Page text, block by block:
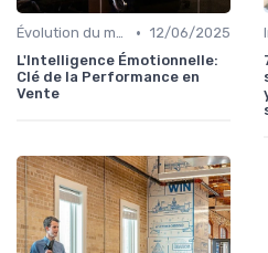
Évolution du marché et des consommateurs • 12/06/2025
L'Intelligence Émotionnelle:
Clé de la Performance en
Vente